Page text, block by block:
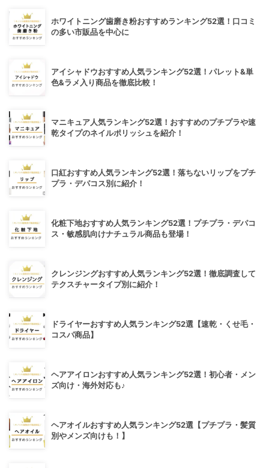
ホワイトニング歯磨き粉おすすめランキング52選！口コミ
の多い市販品を中心に
アイシャドウおすすめ人気ランキング52選！パレット&単
色&ラメ入り商品を徹底比較！
マニキュア人気ランキング52選！おすすめのプチプラや速
乾タイプのネイルポリッシュを紹介！
口紅おすすめ人気ランキング52選！落ちないリップをプチ
プラ・デパコス別に紹介！
化粧下地おすすめ人気ランキング52選！プチプラ・デパコ
ス・敏感肌向けナチュラル商品も登場！
クレンジングおすすめ人気ランキング52選！徹底調査して
テクスチャータイプ別に紹介！
ドライヤーおすすめ人気ランキング52選【速乾・くせ毛・
コスパ商品】
ヘアアイロンおすすめ人気ランキング52選！初心者・メン
ズ向け・海外対応も♪
ヘアオイルおすすめ人気ランキング52選【プチプラ・髪質
別やメンズ向けも！】